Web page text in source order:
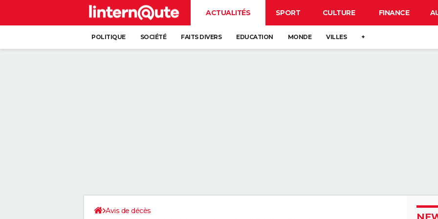
ACTUALITÉS SPORT CULTURE FINANCE
POLITIQUE SOCIÉTÉ FAITS DIVERS EDUCATION MONDE VILLES +
Avis de décès